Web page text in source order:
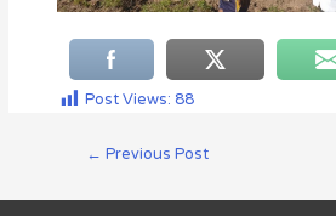
Post Views: 88
← Previous Post